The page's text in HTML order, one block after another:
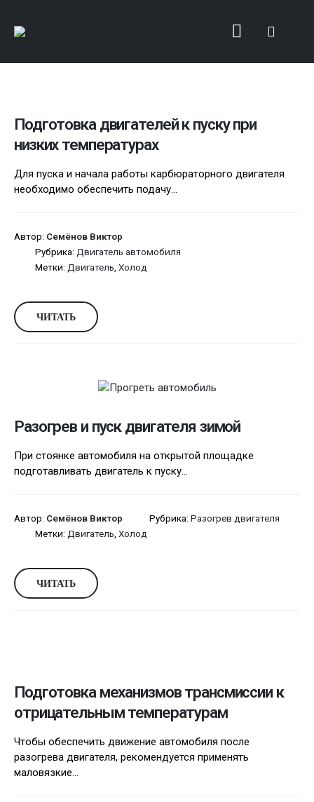
Подготовка двигателей к пуску при
низких температурах
Для пуска и начала работы карбюраторного двигателя
необходимо обеспечить подачу...
Автор: Семёнов Виктор
Рубрика: Двигатель автомобиля
Метки: Двигатель Холод
ЧИТАТЬ
Разогрев и пуск двигателя зимой
При стоянке автомобиля на открытой площадке
подготавливать двигатель к пуску...
Автор: Семёнов Виктор Рубрика: Разогрев двигателя
Метки: Двигатель Холод
ЧИТАТЬ
Подготовка механизмов трансмиссии к
отрицательным температурам
Чтобы обеспечить движение автомобиля после
разогрева двигателя, рекомендуется применять
маловязкие...